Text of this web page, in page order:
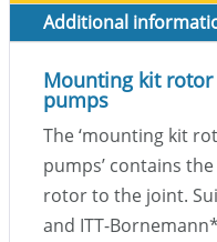
Additional
Mounting kit rotor
pumps
The ‘mounting kit
pumps’ contains
rotor to the joint.
and ITT-Bornemann*